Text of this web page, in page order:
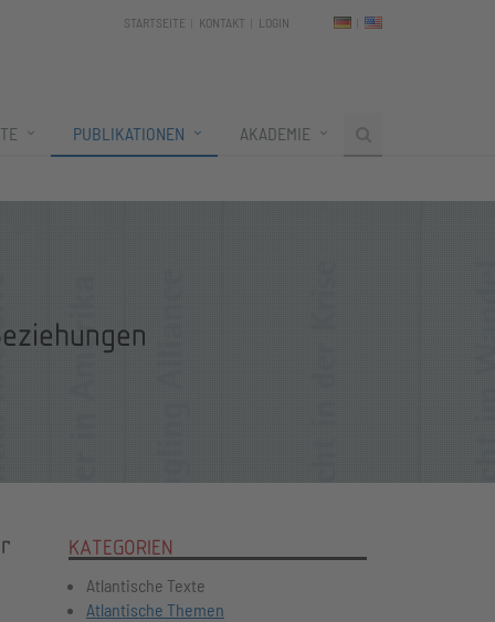
STARTSEITE KONTAKT LOGIN
PUBLIKATIONEN AKADEMIE
KATEGORIEN
Atlantische Texte
Atlantische Themen